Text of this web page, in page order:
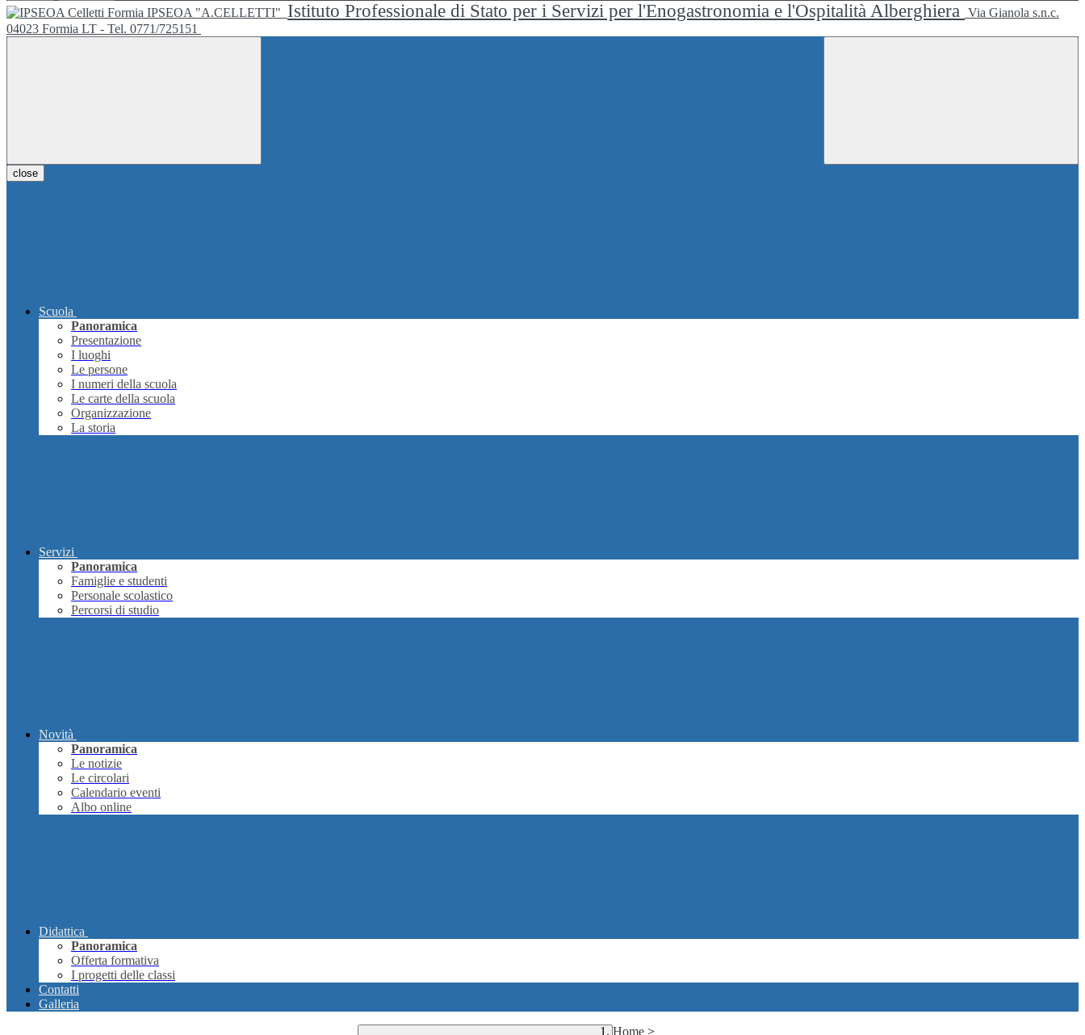
IPSEOA "A.CELLETTI" Istituto Professionale di Stato per i Servizi per l'Enogastronomia e l'Ospitalità Alberghiera Via Gianola s.n.c.
04023 Formia LT - Tel. 0771/725151
close
Scuola
Panoramica
Presentazione
I luoghi
Le persone
I numeri della scuola
Le carte della scuola
Organizzazione
La storia
Servizi
Panoramica
Famiglie e studenti
Personale scolastico
Percorsi di studio
Novità
Panoramica
Le notizie
Le circolari
Calendario eventi
Albo online
Didattica
Panoramica
Offerta formativa
I progetti delle classi
Contatti
Galleria
Home >